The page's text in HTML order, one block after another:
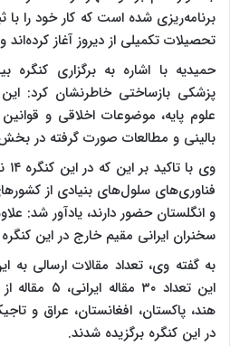
تحصیلات تکمیلی از دیروز آغاز کرده‌اند و
حمیدیه با اشاره به برگزاری کنگره
پزشکی بازساختی خاطرنشان کرد: این
علوم پایه، موضوعات اخلاقی و
بالینی و مطالعات صورت گرفته در بخش
فناوری‌های سلول‌های بنیادی از
سخنران ایرانی مقیم خارج در این
این تعداد
در این کنگره برگزیده شدند.